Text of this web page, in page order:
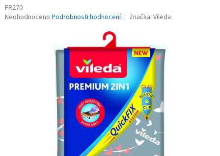
FR270
Průměrné
Neohodnoceno Podrobnosti hodnocení Značka: Vileda